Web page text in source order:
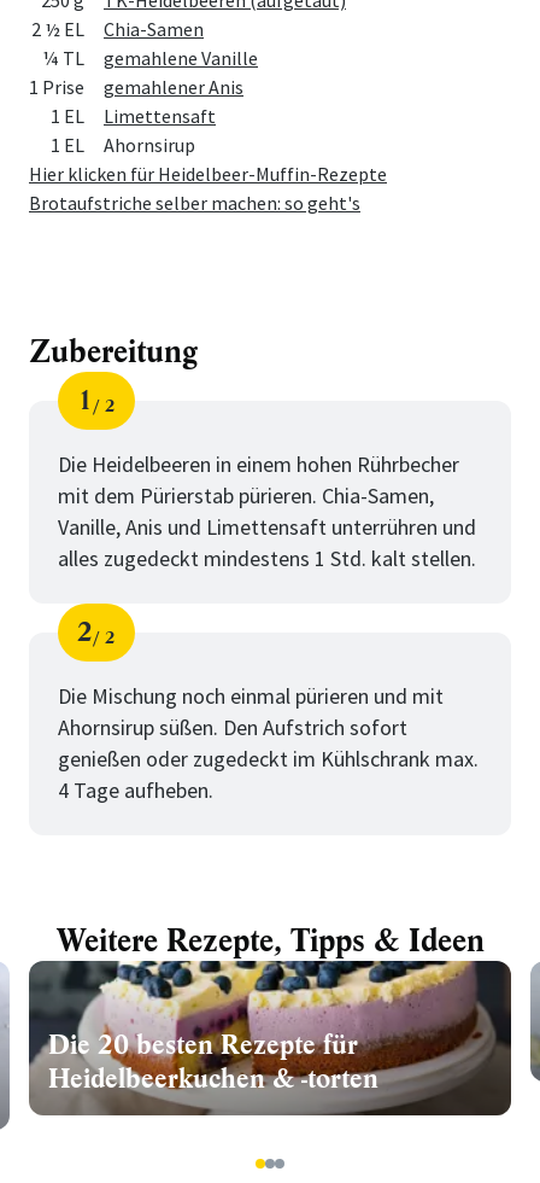
2 ½ EL
Chia-Samen
¼ TL
gemahlene Vanille
1 Prise
gemahlener Anis
1 EL
Limettensaft
1 EL
Ahornsirup
Hier klicken für Heidelbeer-Muffin-Rezepte
Brotaufstriche selber machen: so geht's
Zubereitung
Schritt
1
von
2
Die Heidelbeeren in einem hohen Rührbecher
mit dem Pürierstab pürieren. Chia-Samen,
Vanille, Anis und Limettensaft unterrühren und
alles zugedeckt mindestens 1 Std. kalt stellen.
Schritt
2
von
2
Die Mischung noch einmal pürieren und mit
Ahornsirup süßen. Den Aufstrich sofort
genießen oder zugedeckt im Kühlschrank max.
4 Tage aufheben.
Weitere Rezepte, Tipps & Ideen
Die 20 besten Rezepte für
Heidelbeerkuchen & -torten
123